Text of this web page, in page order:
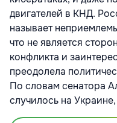
двигателей в КНД.
называет
что не является
конфликта и
преодолела
По словам сенатора
случилось на